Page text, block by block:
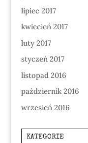
lipiec 2017
kwiecień 2017
luty 2017
styczeń 2017
listopad 2016
październik 2016
wrzesień 2016
KATEGORIE